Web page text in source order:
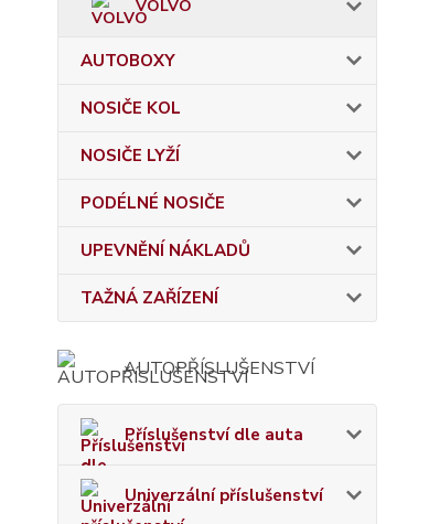
VOLVO
AUTOBOXY
NOSIČE KOL
NOSIČE LYŽÍ
PODÉLNÉ NOSIČE
UPEVNĚNÍ NÁKLADŮ
TAŽNÁ ZAŘÍZENÍ
AUTOPŘÍSLUŠENSTVÍ
Příslušenství dle auta
Univerzální příslušenství